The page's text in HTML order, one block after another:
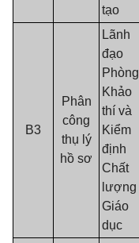
tạo
B3
Phân
công
thụ lý
hồ sơ
Lãnh
đạo
Phòng
Khảo
thí và
Kiểm
định
Chất
lượng
Giáo
dục